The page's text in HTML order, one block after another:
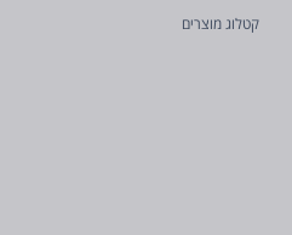
קטלוג מוצרים